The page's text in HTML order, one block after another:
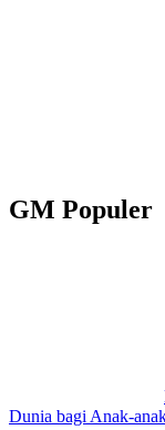
GM Populer
Dunia bagi Anak-